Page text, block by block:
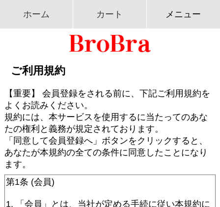
ホーム カート メニュー
ご利用規約
【重要】 会員登録をされる前に、下記ご利用規約を
よくお読みください。
規約には、本サービスを使用するに当たってのあな
たの権利と義務が規定されております。
「同意して会員登録へ」ボタンをクリックすると、
あなたが本規約の全ての条件に同意したことになり
ます。